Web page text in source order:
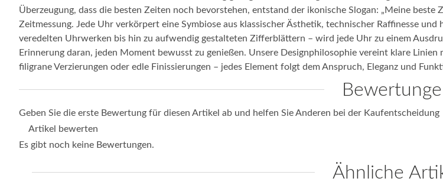
Überzeugung, dass die besten Zeiten noch bevorstehen, entstand der ikonische Slogan: „Meine
Zeitmessung. Jede Uhr verkörpert eine Symbiose aus klassischer Ästhetik, technischer Raffinesse
veredelten Uhrwerken bis hin zu aufwendig gestalteten Zifferblättern – wird jede Uhr zu einem
Erinnerung daran, jeden Moment bewusst zu genießen. Unsere Designphilosophie vereint klare
filigrane Verzierungen oder edle Finissierungen – jedes Element folgt dem Anspruch, Eleganz und
Geben Sie die erste Bewertung für diesen Artikel ab und helfen Sie Anderen bei der Kaufentscheidung
Artikel bewerten
Es gibt noch keine Bewertungen.
Ähnliche